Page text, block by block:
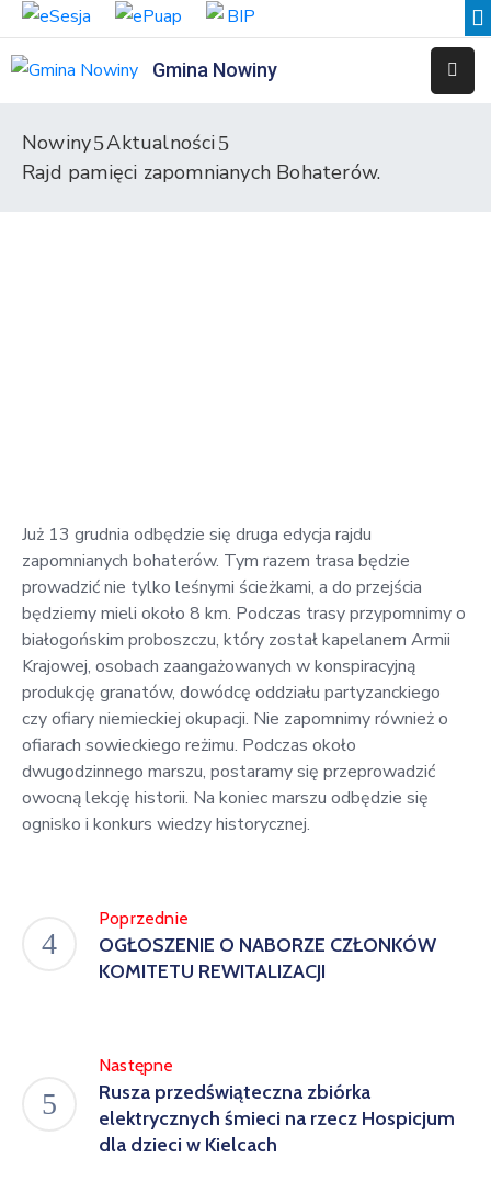
Gmina Nowiny
Przedszkole
Kowali
Zespół
Placówek
Oświatowych
w
Bolechowicach
Nowiny
Aktualności
Rajd pamięci zapomnianych Bohaterów.
Już 13 grudnia odbędzie się druga edycja rajdu
zapomnianych bohaterów. Tym razem trasa będzie
prowadzić nie tylko leśnymi ścieżkami, a do przejścia
będziemy mieli około 8 km. Podczas trasy przypomnimy o
białogońskim proboszczu, który został kapelanem Armii
Krajowej, osobach zaangażowanych w konspiracyjną
produkcję granatów, dowódcę oddziału partyzanckiego
czy ofiary niemieckiej okupacji. Nie zapomnimy również o
ofiarach sowieckiego reżimu. Podczas około
dwugodzinnego marszu, postaramy się przeprowadzić
owocną lekcję historii. Na koniec marszu odbędzie się
ognisko i konkurs wiedzy historycznej.
Poprzednie
OGŁOSZENIE O NABORZE CZŁONKÓW
KOMITETU REWITALIZACJI
Następne
Rusza przedświąteczna zbiórka
elektrycznych śmieci na rzecz Hospicjum
dla dzieci w Kielcach